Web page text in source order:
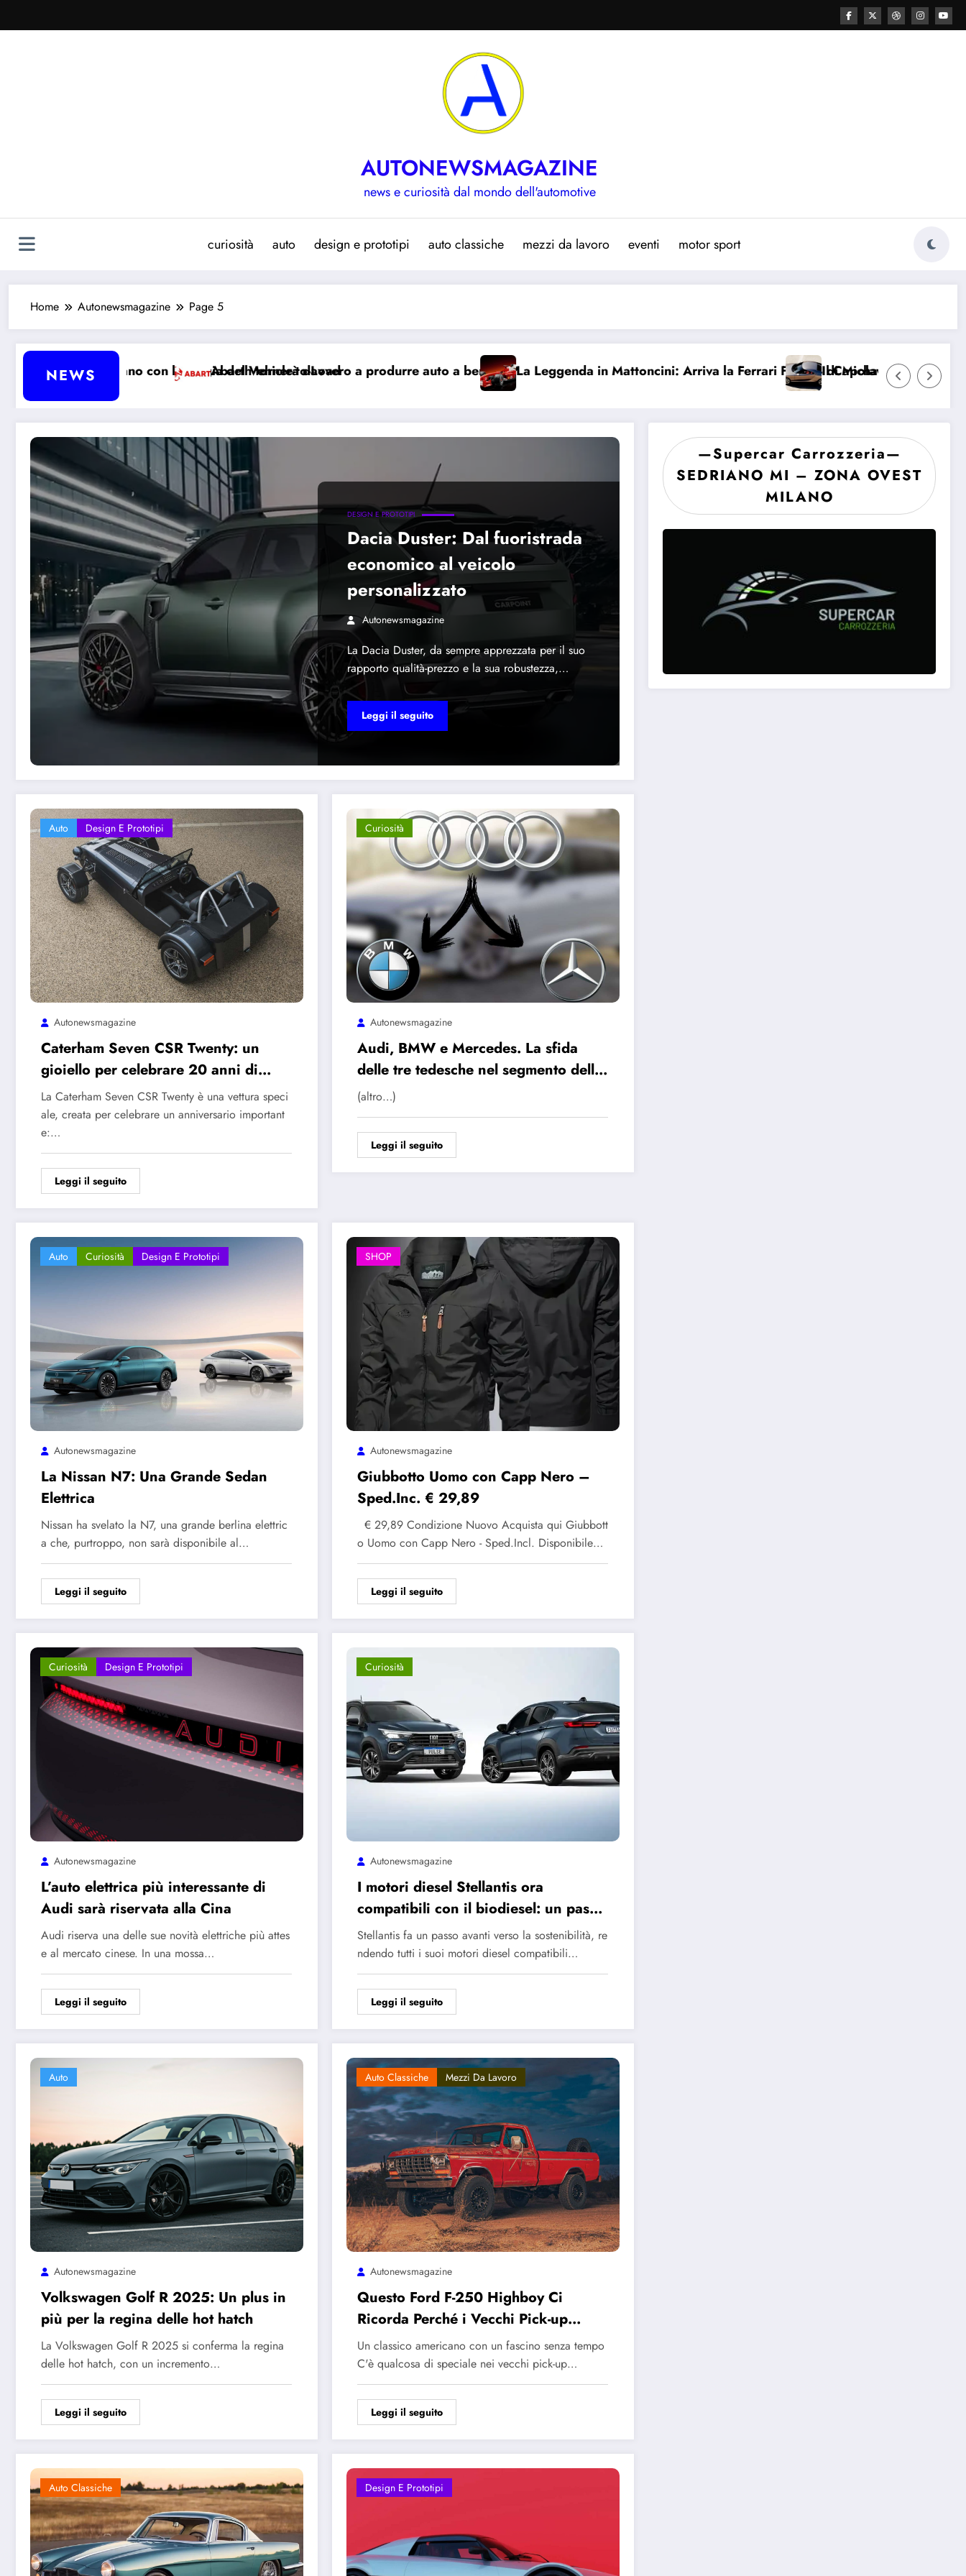
al
AUTONEWSMAGAZINE
news e curiosità dal mondo dell'automotive
curiosità auto design e prototipi auto classiche mezzi da lavoro eventi motor sport
Home Autonewsmagazine Page 5
NEWS
la magia del Vehicle-to-Load
Abarth tornerà davvero a produrre auto a benzina? La Leggenda in Mattoncini: Arriva la Ferrari F2004 di Michael SchumacherIl Capolavoro Perduto: L’Alfa Romeo “Bella” e il
DESIGN E PROTOTIPI
Dacia Duster: Dal fuoristrada
economico al veicolo
personalizzato
Autonewsmagazine
La Dacia Duster, da sempre apprezzata per il suo
rapporto qualità-prezzo e la sua robustezza,…
Leggi il seguito
Auto Design E Prototipi
Autonewsmagazine
Caterham Seven CSR Twenty: un
gioiello per celebrare 20 anni di
pura sportività
La Caterham Seven CSR Twenty è una vettura speci
ale, creata per celebrare un anniversario important
e:…
Leggi il seguito
Curiosità
Autonewsmagazine
Audi, BMW e Mercedes. La sfida
delle tre tedesche nel segmento delle
compatte premium
(altro…)
Leggi il seguito
Auto Curiosità Design E Prototipi
Autonewsmagazine
La Nissan N7: Una Grande Sedan
Elettrica
Nissan ha svelato la N7, una grande berlina elettric
a che, purtroppo, non sarà disponibile al…
Leggi il seguito
SHOP
Autonewsmagazine
Giubbotto Uomo con Capp Nero –
Sped.Inc. € 29,89
€ 29,89 Condizione Nuovo Acquista qui Giubbott
o Uomo con Capp Nero - Sped.Incl. Disponibile…
Leggi il seguito
Curiosità Design E Prototipi
Autonewsmagazine
L’auto elettrica più interessante di
Audi sarà riservata alla Cina
Audi riserva una delle sue novità elettriche più attes
e al mercato cinese. In una mossa…
Leggi il seguito
Curiosità
Autonewsmagazine
I motori diesel Stellantis ora
compatibili con il biodiesel: un passo
verso la sostenibilità
Stellantis fa un passo avanti verso la sostenibilità, re
ndendo tutti i suoi motori diesel compatibili…
Leggi il seguito
Auto
Autonewsmagazine
Volkswagen Golf R 2025: Un plus in
più per la regina delle hot hatch
La Volkswagen Golf R 2025 si conferma la regina
delle hot hatch, con un incremento…
Leggi il seguito
Auto Classiche Mezzi Da Lavoro
Autonewsmagazine
Questo Ford F-250 Highboy Ci
Ricorda Perché i Vecchi Pick-up
Erano Migliori
Un classico americano con un fascino senza tempo
C'è qualcosa di speciale nei vecchi pick-up…
Leggi il seguito
Auto Classiche Design E Prototipi
—Supercar Carrozzeria—
SEDRIANO MI – ZONA OVEST
MILANO